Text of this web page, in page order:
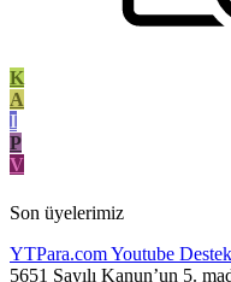
K
A
I
P
V
Son üyelerimiz
YTPara.comYoutube
5651 Sayılı Kanun’un 5.